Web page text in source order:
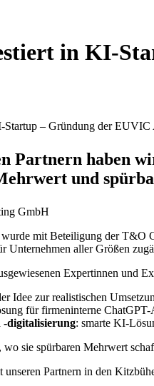
in KI-
– Gründung der
Partnern haben
und
mit Beteiligung der T&O
Unternehmen aller Größen
Expertinnen und
Idee zur realistischen
für firmeninterne
-digitalisierung: smarte KI-
sie spürbaren Mehrwert
Partnern in den